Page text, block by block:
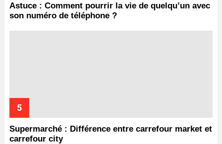
Astuce : Comment pourrir la vie de quelqu’un avec
son numéro de téléphone ?
Supermarché : Différence entre carrefour market et
carrefour city